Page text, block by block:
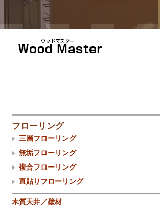
フローリング
三層フローリング
無垢フローリング
複合フローリング
直貼りフローリング
木質天井／壁材